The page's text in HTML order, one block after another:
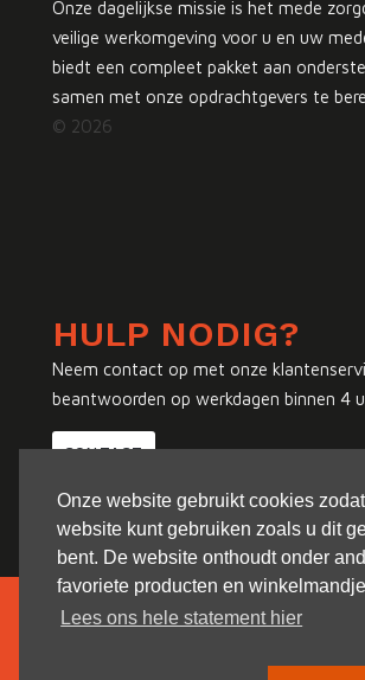
Onze website gebruikt cookies
website kunt gebruiken zoals u dit
bent. De website onthoudt onder
favoriete producten en
Lees ons hele statement hier
Onze dagelijkse missie is het mede
veilige werkomgeving voor u en uw
biedt een compleet pakket aan
samen met onze opdrachtgevers te
© 2026
HULP NODIG?
Neem contact op met onze
beantwoorden op werkdagen binnen 4
CONTACT